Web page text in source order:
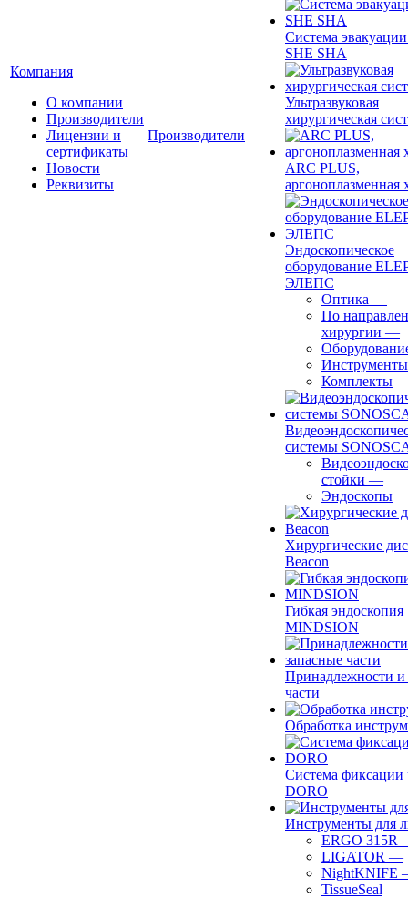
Компания
О компании
Производители
Лицензии и
сертификаты
Новости
Реквизиты
Производители
Система
SHE SHA
Ультразвуковая
хирургическая
ARC PLUS,
аргоноплазменная
Эндоскопическое
оборудование
ЭЛЕПС
Оптика —
По
хирургии —
Инструменты
Комплекты
системы
стойки —
Эндоскопы
Хирургические
Beacon
Гибкая эндоскопия
MINDSION
Принадлежности и
части
Обработка
Система фиксации
DORO
Инструменты для
ERGO 315R
LIGATOR —
NightKNIFE
TissueSeal